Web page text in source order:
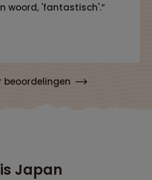
woord, 'fantastisch'.”
beoordelingen
Japan